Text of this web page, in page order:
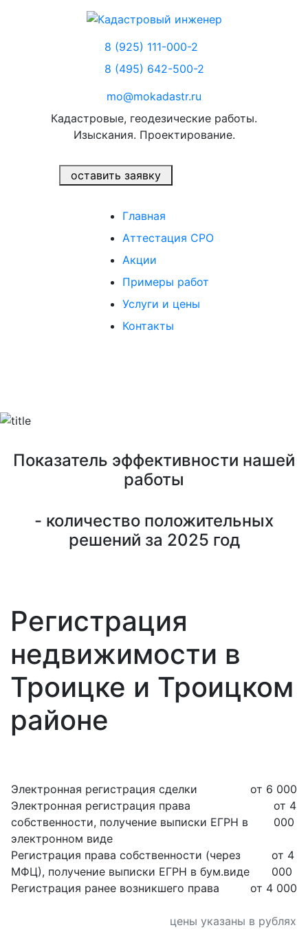
8 (925) 111-000-2
8 (495) 642-500-2
mo@mokadastr.ru
Кадастровые, геодезические работы.
Изыскания. Проектирование.
оставить заявку
Главная
Аттестация СРО
Акции
Примеры работ
Услуги и цены
Контакты
Показатель эффективности нашей
работы
- количество положительных
решений за 2025 год
Регистрация
недвижимости в
Троицке и Троицком
районе
Электронная регистрация сделки
от 6 000
Электронная регистрация права
собственности, получение выписки ЕГРН в
электронном виде
от 4
000
Регистрация права собственности (через
МФЦ), получение выписки ЕГРН в бум.виде
от 4
000
Регистрация ранее возникшего права
от 4 000
цены указаны в рублях